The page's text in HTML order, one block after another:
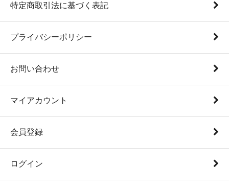
特定商取引法に基づく表記
プライバシーポリシー
お問い合わせ
マイアカウント
会員登録
ログイン